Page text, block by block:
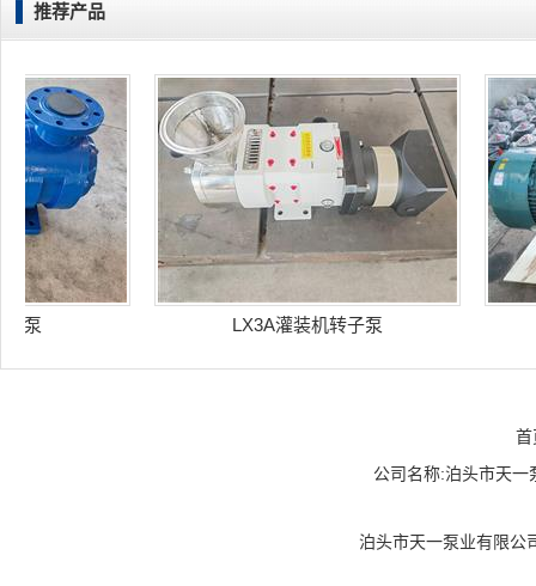
推荐产品
LX3A灌装机转子泵
首
公司名称:泊头市天
泊头市天一泵业有限公